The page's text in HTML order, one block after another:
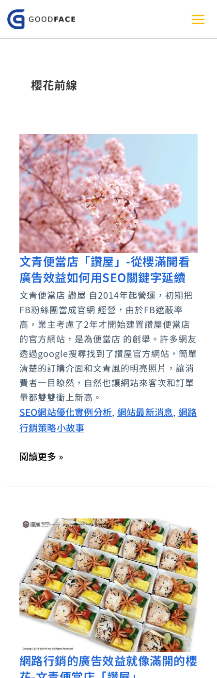
至
主
櫻花前線
文青便當店「讚屋」-從櫻滿開看
廣告效益如何用SEO關鍵字延續
文青便當店 讚屋 自2014年起營運，初期把
FB粉絲團當成官網 經營，由於FB遮蔽率
高，業主考慮了2年才開始建置讚屋便當店
的官方網站，是為便當店 的創舉。許多網友
透過google搜尋找到了讚屋官方網站，簡單
清楚的訂購介面和文青風的明亮照片，讓消
費者一目瞭然，自然也讓網站來客次和訂單
量都雙雙衝上新高。
SEO網站優化實例分析, 網站最新消息, 網路
行銷策略小故事
文
青
便
當
店
「讚
屋」-
從
櫻
滿
開
看
告
何
SEO
關
鍵
字
延
閱讀更多 »
網路行銷的廣告效益就像滿開的櫻
網
路